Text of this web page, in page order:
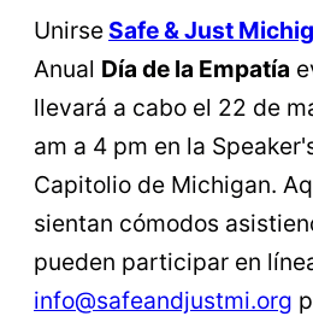
Unirse Safe & Just
Anual Día de la Empatía
llevará a cabo el 22 de
am a 4 pm en la
Capitolio de Michigan.
sientan cómodos
pueden participar en
info@safeandjustmi.org